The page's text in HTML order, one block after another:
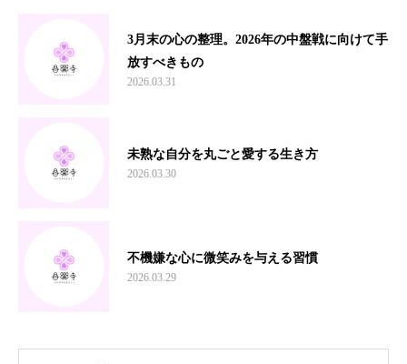
3月末の心の整理。2026年の中盤戦に向けて手
放すべきもの
2026.03.31
未熟な自分を丸ごと愛する生き方
2026.03.30
不機嫌な心に微笑みを与える習慣
2026.03.29